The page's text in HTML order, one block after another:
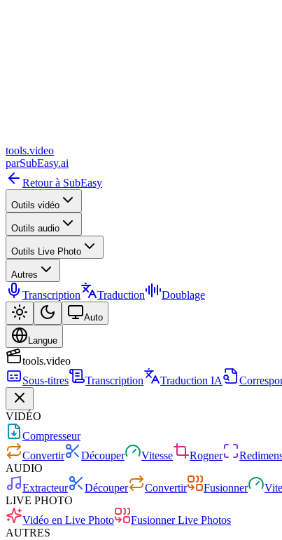
tools.video
parSubEasy.ai
Retour à SubEasy
Outils vidéo
Outils audio
Outils Live Photo
Autres
Transcription Traduction Doublage
Auto
Langue
tools.video
Sous-titres
Transcription Traduction IA
VIDÉO
Compresseur
Convertir
Découper Vitesse Rogner
AUDIO
Extracteur
Découper Convertir Fusionner
LIVE PHOTO
Vidéo en Live Photo
Fusionner Live Photos
AUTRES